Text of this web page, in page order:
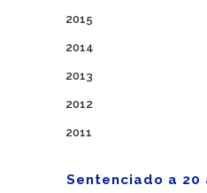
2015
2014
2013
2012
2011
Sentenciado a 20